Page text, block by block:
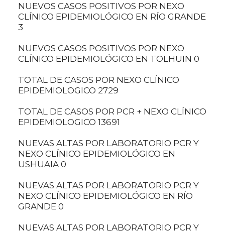
NUEVOS CASOS POSITIVOS POR NEXO
CLÍNICO EPIDEMIOLÓGICO EN RÍO GRANDE
3
NUEVOS CASOS POSITIVOS POR NEXO
CLÍNICO EPIDEMIOLÓGICO EN TOLHUIN 0
TOTAL DE CASOS POR NEXO CLÍNICO
EPIDEMIOLOGICO 2729
TOTAL DE CASOS POR PCR + NEXO CLÍNICO
EPIDEMIOLOGICO 13691
NUEVAS ALTAS POR LABORATORIO PCR Y
NEXO CLÍNICO EPIDEMIOLÓGICO EN
USHUAIA 0
NUEVAS ALTAS POR LABORATORIO PCR Y
NEXO CLÍNICO EPIDEMIOLÓGICO EN RÍO
GRANDE 0
NUEVAS ALTAS POR LABORATORIO PCR Y